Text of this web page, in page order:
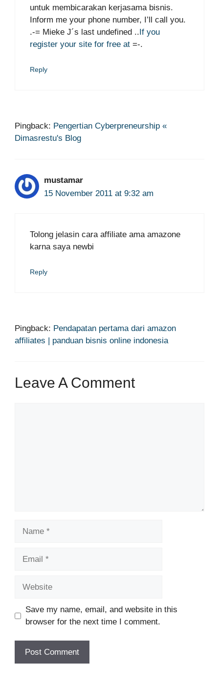
untuk membicarakan kerjasama bisnis.
Inform me your phone number, I’ll call you.
.-= Mieke J´s last undefined ..If you
register your site for free at =-.
Reply
Pingback: Pengertian Cyberpreneurship «
Dimasrestu's Blog
mustamar
15 November 2011 at 9:32 am
Tolong jelasin cara affiliate ama amazone
karna saya newbi
Reply
Pingback: Pendapatan pertama dari amazon
affiliates | panduan bisnis online indonesia
Leave A Comment
Save my name, email, and website in this
browser for the next time I comment.